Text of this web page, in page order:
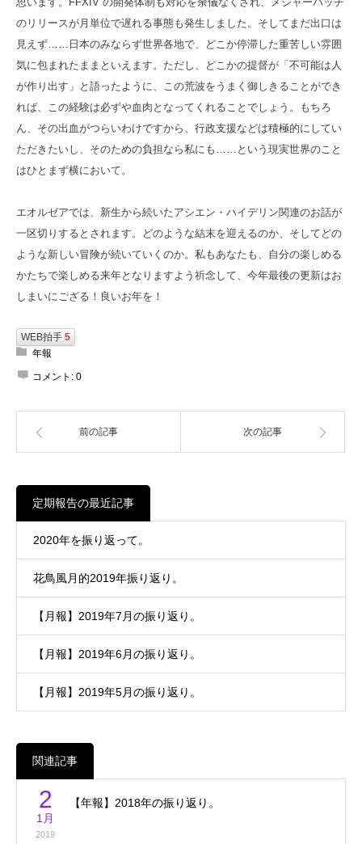
のリリースが月単位で遅れる事態も発生しました。そしてまだ出口は
見えず……日本のみならず世界各地で、どこか停滞した重苦しい雰囲
気に包まれたままといえます。ただし、どこかの提督が「不可能は人
が作り出す」と語ったように、この荒波をうまく御しきることができ
れば、この経験は必ずや血肉となってくれることでしょう。もちろ
ん、その出血がつらいわけですから、行政支援などは積極的にしてい
ただきたいし、そのための負担なら私にも……という現実世界のこと
はひとまず横において。
エオルゼアでは、新生から続いたアシエン・ハイデリン関連のお話が
一区切りするとされます。どのような結末を迎えるのか、そしてどの
ような新しい冒険が続いていくのか。私もあなたも、自分の楽しめる
かたちで楽しめる来年となりますよう祈念して、今年最後の更新はお
しまいにござる！良いお年を！
WEB拍手 5
年報
コメント: 0
前の記事 次の記事
定期報告の最近記事
2020年を振り返って。
花鳥風月的2019年振り返り。
【月報】2019年7月の振り返り。
【月報】2019年6月の振り返り。
【月報】2019年5月の振り返り。
関連記事
2
1月
2019
【年報】2018年の振り返り。